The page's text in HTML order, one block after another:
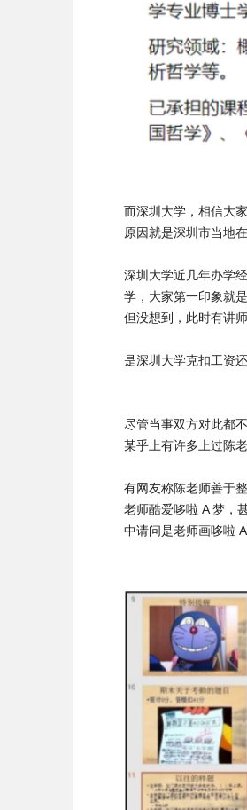
而深圳大学，相信大
原因就是深圳市当地
深圳大学近几年办学
学，大家第一印象就
但没想到，此时有讲
是深圳大学克扣工资
尽管当事双方对此都
某乎上有许多上过陈
有网友称陈老师善于
老师酷爱哆啦 A 梦，
中请问是老师画哆啦